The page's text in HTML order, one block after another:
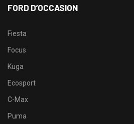
FORD D’OCCASION
Fiesta
Focus
Kuga
Ecosport
C-Max
Puma